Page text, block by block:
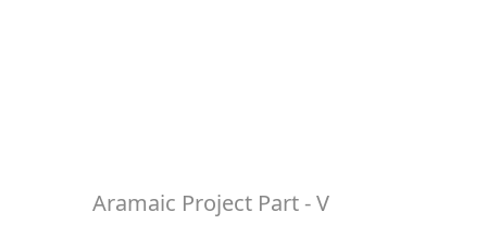
Aramaic Project Part - V